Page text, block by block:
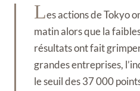
Les actions de Tokyo
matin alors que la
résultats ont fait
grandes entreprises,
le seuil des 37 000